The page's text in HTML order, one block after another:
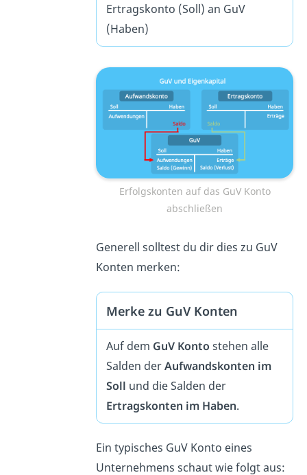
Ertragskonto (Soll) an GuV
(Haben)
Erfolgskonten auf das GuV Konto
abschließen
Generell solltest du dir dies zu GuV
Konten merken:
Merke zu GuV Konten
Auf dem GuV Konto stehen alle
Salden derAufwandskonten im
Soll und die Salden der
Ertragskonten im Haben.
Ein typisches GuV Konto eines
Unternehmens schaut wie folgt aus: